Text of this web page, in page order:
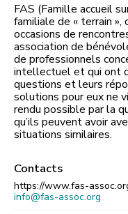
FAS (Famille accueil
familiale de « terrain »,
occasions de
association de
de professionnels
intellectuel et qui ont
questions et leurs
solutions pour eux ne
rendu possible par la
qu’ils peuvent avoir
situations similaires.
Contacts
https://www.fas-
info@fas-assoc.org